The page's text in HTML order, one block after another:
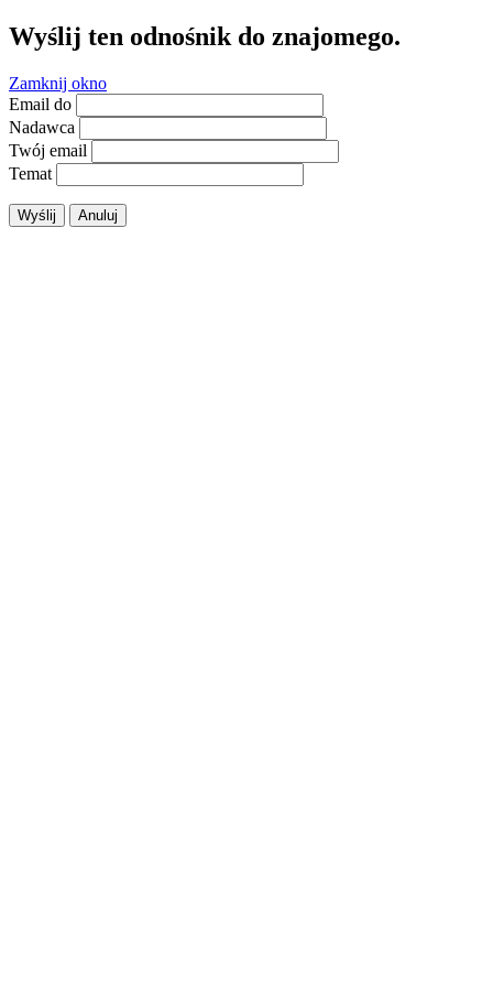
Wyślij ten odnośnik do znajomego.
Zamknij okno
Email do
Nadawca
Twój email
Temat
Wyślij Anuluj